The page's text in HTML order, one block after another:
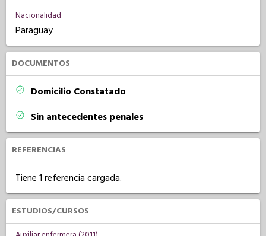
Nacionalidad
Paraguay
DOCUMENTOS
Domicilio Constatado
Sin antecedentes penales
REFERENCIAS
Tiene 1 referencia cargada.
ESTUDIOS/CURSOS